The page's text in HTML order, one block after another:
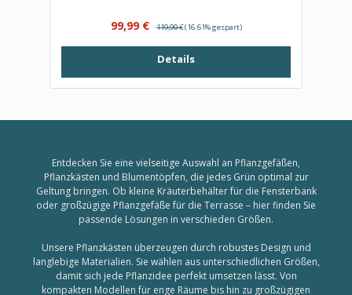
Verkaufspreis:
99,99 € Regulärer Preis:
119,90 €(16.61% gespart)
Details
Entdecken Sie eine vielseitige Auswahl an Pflanzgefäßen,
Pflanzkästen und Blumentöpfen, die jedes Grün optimal zur
Geltung bringen. Ob kleine Kräuterbehälter für die Fensterbank
oder großzügige Pflanzgefäße für die Terrasse – hier finden Sie
passende Lösungen in verschieden Größen.
Unsere Pflanzkästen überzeugen durch robustes Design und
langlebige Materialien. Sie wählen aus unterschiedlichen Größen,
damit sich jede Pflanzidee perfekt umsetzen lässt. Von
kompakten Modellen für enge Räume bis hin zu großzügigen